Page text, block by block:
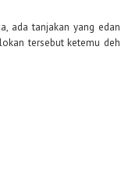
ada tanjakan yang edan
tersebut ketemu deh